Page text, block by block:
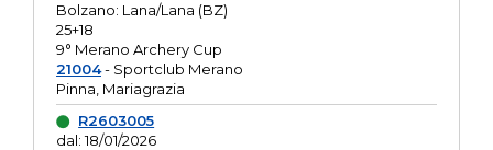
Bolzano: Lana/Lana (BZ)
25+18
9° Merano Archery Cup
21004- Sportclub Merano
Pinna, Mariagrazia
R2603005
dal: 18/01/2026